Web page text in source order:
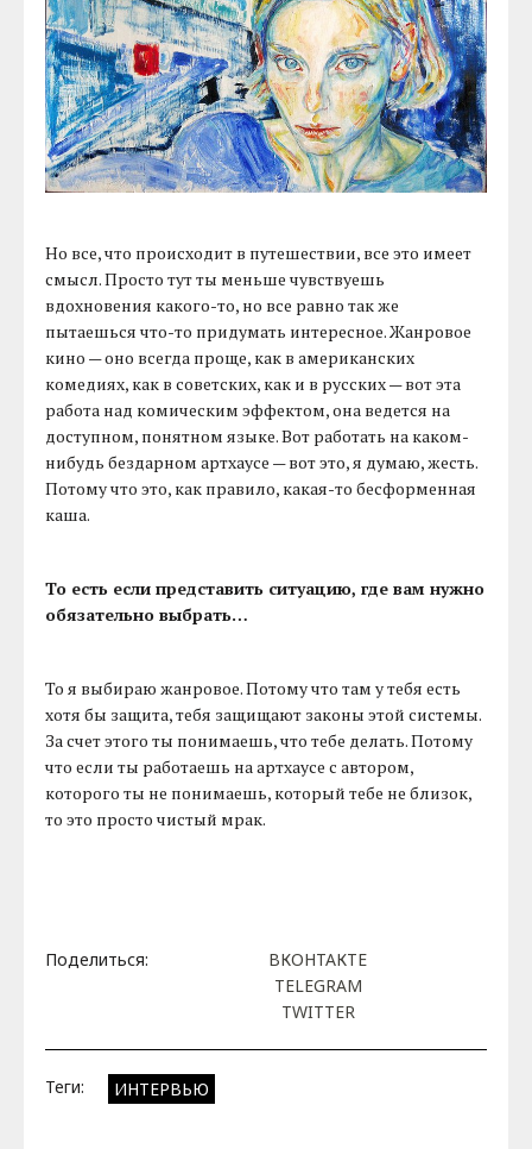
Но все, что происходит в путешествии, все это имеет
смысл. Просто тут ты меньше чувствуешь
вдохновения какого-то, но все равно так же
пытаешься что-то придумать интересное. Жанровое
кино — оно всегда проще, как в американских
комедиях, как в советских, как и в русских — вот эта
работа над комическим эффектом, она ведется на
доступном, понятном языке. Вот работать на каком-
нибудь бездарном артхаусе — вот это, я думаю, жесть.
Потому что это, как правило, какая-то бесформенная
каша.
То есть если представить ситуацию, где вам нужно
обязательно выбрать…
То я выбираю жанровое. Потому что там у тебя есть
хотя бы защита, тебя защищают законы этой системы.
За счет этого ты понимаешь, что тебе делать. Потому
что если ты работаешь на артхаусе с автором,
которого ты не понимаешь, который тебе не близок,
то это просто чистый мрак.
Поделиться:
ВКОНТАКТЕ
TELEGRAM
TWITTER
Теги: ИНТЕРВЬЮ